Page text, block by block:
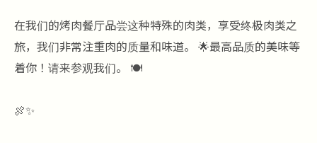
在我们的烤肉餐厅品尝这种特殊的肉类，享受终极肉类之
旅，我们非常注重肉的质量和味道。 🌟最高品质的美味等
着你！请来参观我们。 🍽️
🍖✨